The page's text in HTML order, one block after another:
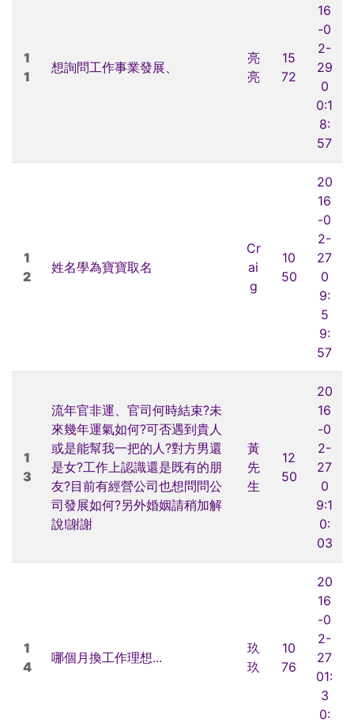
1
1
想詢問工作事業發展、
亮
亮
15
72
16
-0
2-
29
0
0:1
8:
57
1
2
姓名學為寶寶取名
Cr
ai
g
10
50
20
16
-0
2-
27
0
9:
5
9:
57
1
3
流年官非運、官司何時結束?未
來幾年運氣如何?可否遇到貴人
或是能幫我一把的人?對方男還
是女?工作上認識還是既有的朋
友?目前有經營公司也想問問公
司發展如何?另外婚姻請稍加解
說!謝謝
黃
先
生
12
50
20
16
-0
2-
27
0
9:1
0:
03
1
4
哪個月換工作理想...
玖
玖
10
76
20
16
-0
2-
27
01:
3
0: